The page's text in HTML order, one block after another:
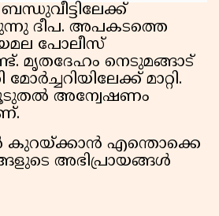
ദീപ. അപകടത്തെ
പോലീസ്
മൃതദേഹം നെടുമങ്ങാട്
മാറ്റി.
അന്വേഷണം
എന്തൊക്കെ
അഭിപ്രായങ്ങൾ